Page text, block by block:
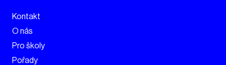
Kontakt
O nás
Pro školy
Pořady